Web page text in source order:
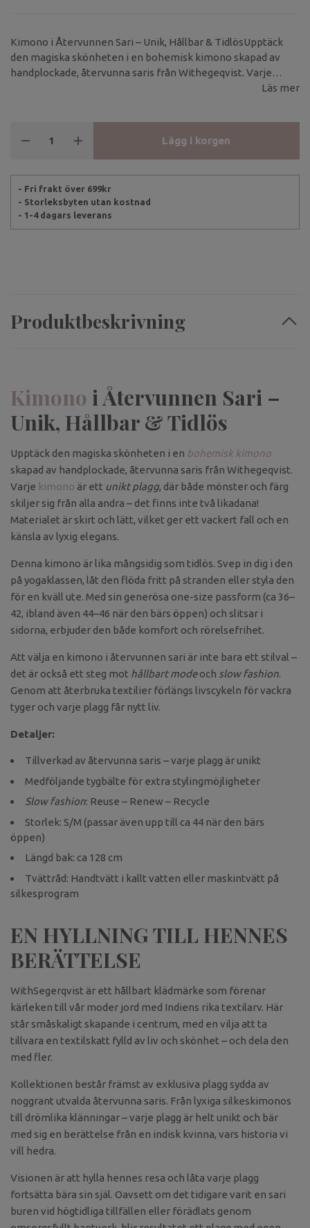
Kimono i Återvunnen Sari – Unik, Hållbar & TidlösUpptäck
den magiska skönheten i en bohemisk kimono skapad av
handplockade, återvunna saris från Withegeqvist. Varje
kimono är ett unikt plagg, där både mönster och färg skiljer
Läs mer
Lägg i korgen
- Fri frakt över 699kr
- Storleksbyten utan kostnad
- 1-4 dagars leverans
Produktbeskrivning
Kimono i Återvunnen Sari –
Unik, Hållbar & Tidlös
Upptäck den magiska skönheten i en bohemisk kimono
skapad av handplockade, återvunna saris från Withegeqvist.
Varje kimono är ett unikt plagg, där både mönster och färg
skiljer sig från alla andra – det finns inte två likadana!
Materialet är skirt och lätt, vilket ger ett vackert fall och en
känsla av lyxig elegans.
Denna kimono är lika mångsidig som tidlös. Svep in dig i den
på yogaklassen, låt den flöda fritt på stranden eller styla den
för en kväll ute. Med sin generösa one-size passform (ca 36–
42, ibland även 44–46 när den bärs öppen) och slitsar i
sidorna, erbjuder den både komfort och rörelsefrihet.
Att välja en kimono i återvunnen sari är inte bara ett stilval –
det är också ett steg mot hållbart modeoch slow fashion.
Genom att återbruka textilier förlängs livscykeln för vackra
tyger och varje plagg får nytt liv.
Detaljer:
Tillverkad av återvunna saris – varje plagg är unikt
Medföljande tygbälte för extra stylingmöjligheter
Slow fashion: Reuse – Renew – Recycle
Storlek: S/M (passar även upp till ca 44 när den bärs
öppen)
Längd bak: ca 128 cm
Tvättråd: Handtvätt i kallt vatten eller maskintvätt på
silkesprogram
EN HYLLNING TILL HENNES
BERÄTTELSE
WithSegerqvist är ett hållbart klädmärke som förenar
kärleken till vår moder jord med Indiens rika textilarv. Här
står småskaligt skapande i centrum, med en vilja att ta
tillvara en textilskatt fylld av liv och skönhet – och dela den
med fler.
Kollektionen består främst av exklusiva plagg sydda av
noggrant utvalda återvunna saris. Från lyxiga silkeskimonos
till drömlika klänningar – varje plagg är helt unikt och bär
med sig en berättelse från en indisk kvinna, vars historia vi
vill hedra.
Visionen är att hylla hennes resa och låta varje plagg
fortsätta bära sin själ. Oavsett om det tidigare varit en sari
buren vid högtidliga tillfällen eller förädlats genom